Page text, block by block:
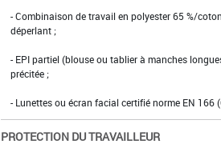
- Combinaison de travail en polyester 65 %/
déperlant ;
- EPI partiel (blouse ou tablier à manches
précitée ;
- Lunettes ou écran facial certifié norme EN 166
PROTECTION DU TRAVAILLEUR